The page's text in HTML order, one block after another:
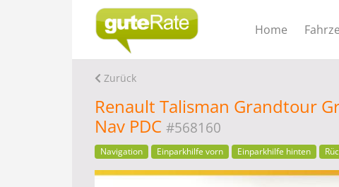
Home
Zurück
Renault Talisman Grandtour
Nav PDC #568160
Navigation Einparkhilfe vorn Einparkhilfe hinten